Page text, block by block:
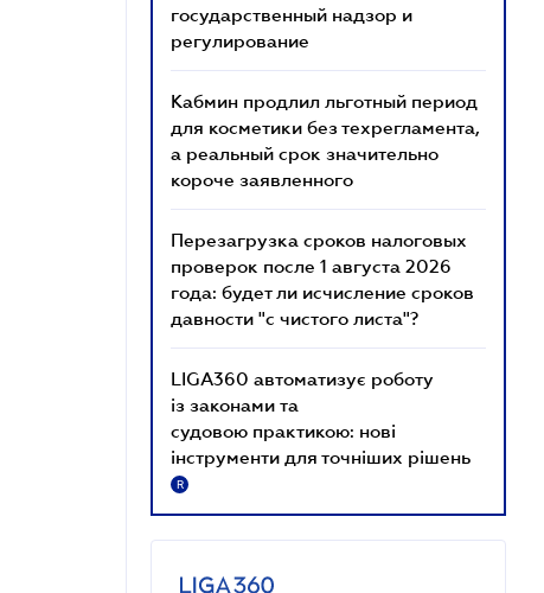
государственный надзор и
регулирование
Кабмин продлил льготный период
для косметики без техрегламента,
а реальный срок значительно
короче заявленного
Перезагрузка сроков налоговых
проверок после 1 августа 2026
года: будет ли исчисление сроков
давности "с чистого листа"?
LIGA360 автоматизує роботу
із законами та
судовою практикою: нові
інструменти для точніших рішень
R